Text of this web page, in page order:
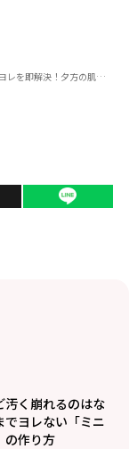
肌が生き返る「大人の1分メイク直し術」
汚く崩れるのはな
でヨレない「ミニ
の作り方